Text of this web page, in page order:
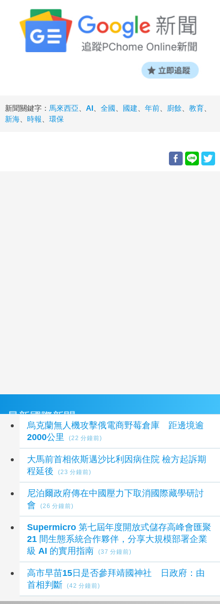
新聞關鍵字： 馬來西亞 AI 全國 國建 年前 廚餘 教育
新海
時報 環保
最新國際新聞
烏克蘭無人機攻擊俄電商野莓倉庫 距邊境逾
2000公里
(22 分鐘前)
大馬前首相依斯邁沙比利因病住院 檢方起訴期
程延後
(23 分鐘前)
尼泊爾政府傳在中國壓力下取消國際藏學研討
會
(26 分鐘前)
Supermicro 第七屆年度開放式儲存高峰會匯聚
21 間生態系統合作夥伴，分享大規模部署企業
級 AI 的實用指南
(37 分鐘前)
高市早苗15日是否參拜靖國神社 日政府：由
首相判斷
(42 分鐘前)